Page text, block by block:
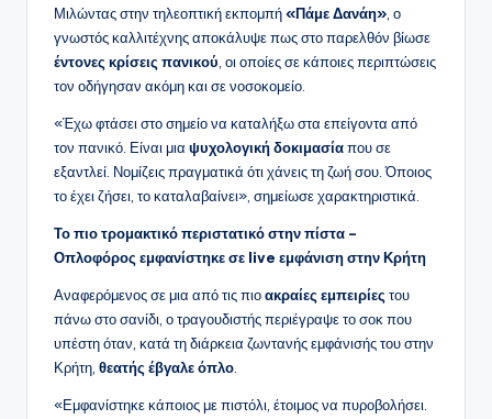
Μιλώντας στην τηλεοπτική εκπομπή«Πάμε Δανάη» , ο
γνωστός καλλιτέχνης αποκάλυψε πως στο παρελθόν βίωσε
έντονες κρίσεις πανικού , οι οποίες σε κάποιες περιπτώσεις
τον οδήγησαν ακόμη και σε νοσοκομείο.
«Έχω φτάσει στο σημείο να καταλήξω στα επείγοντα από
τον πανικό. Είναι μια ψυχολογική δοκιμασίαπου σε
εξαντλεί. Νομίζεις πραγματικά ότι χάνεις τη ζωή σου. Όποιος
το έχει ζήσει, το καταλαβαίνει», σημείωσε χαρακτηριστικά.
Το πιο τρομακτικό περιστατικό στην πίστα –
Οπλοφόρος εμφανίστηκε σε live εμφάνιση στην Κρήτη
Αναφερόμενος σε μια από τις πιοακραίες εμπειρίες του
πάνω στο σανίδι, ο τραγουδιστής περιέγραψε το σοκ που
υπέστη όταν, κατά τη διάρκεια ζωντανής εμφάνισής του στην
Κρήτη, θεατής έβγαλε όπλο
«Εμφανίστηκε κάποιος με πιστόλι, έτοιμος να πυροβολήσει.